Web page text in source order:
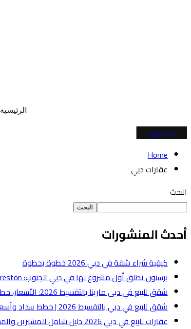
الرئيسية
حدد موعد
Home
عقارات دبي
البحث
البحث
أحدث المنشورات
كيفية شراء شقة في دبي 2026 خطوة بخطوة
برستون تطلق أول مشروع لها في دبي الجنوب: One by Preston بقيمة 50 مليون درهم
شقق للبيع في دبي مارينا بالتقسيط 2026: الأسعار، خطط السداد، وأفضل أنواع الشقق
شقق للبيع في دبي بالتقسيط 2026 | خطط سداد وأسعار ومناطق
عقارات للبيع في دبي 2026 دليل شامل للمشترين والمستثمرين